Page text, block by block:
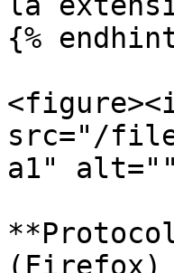
{%
src="/
a1"
(Firefox)